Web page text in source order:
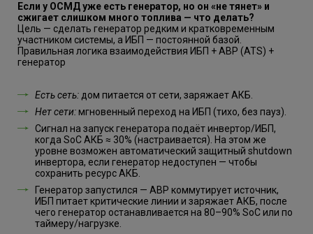
Если у ОСМД уже есть генератор, но он «не тянет» и
сжигает слишком много топлива — что делать?
Цель — сделать генератор редким и кратковременным
участником системы, а ИБП — постоянной базой.
Правильная логика взаимодействия ИБП + АВР (ATS) +
генератор
Есть сеть: дом питается от сети, заряжает АКБ.
Нет сети:мгновенный переход на ИБП (тихо, без пауз).
Сигнал на запуск генератора подаёт инвертор/ИБП,
когда SoC АКБ ≈ 30% (настраивается). На этом же
уровне возможен автоматический защитный shutdown
инвертора, если генератор недоступен — чтобы
сохранить ресурс АКБ.
Генератор запустился — АВР коммутирует источник,
ИБП питает критические линии и заряжает АКБ, после
чего генератор останавливается на 80–90% SoC или по
таймеру/нагрузке.